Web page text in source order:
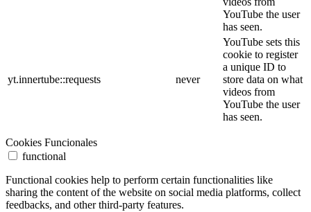
YouTube the user
has seen.
yt.innertube::requests never
YouTube sets this
cookie to register
a unique ID to
store data on what
videos from
YouTube the user
has seen.
Cookies Funcionales
functional
Functional cookies help to perform certain functionalities like
sharing the content of the website on social media platforms, collect
feedbacks, and other third-party features.